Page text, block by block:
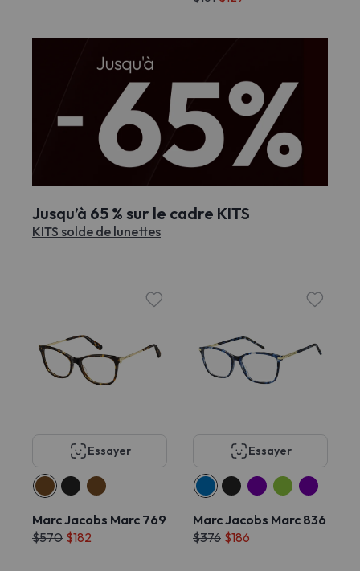
Jusqu’à 65 % sur le cadre KITS
KITS solde de lunettes
Essayer
Marc Jacobs Marc 769
$570 $182
Essayer
Marc Jacobs Marc 836
$376 $186